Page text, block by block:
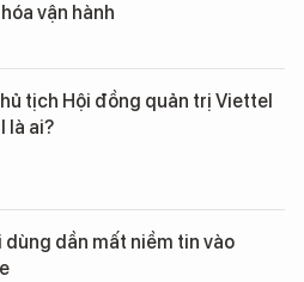
vận hành
tịch Hội đồng quản trị Viettel
là ai?
dùng dần mất niềm tin vào